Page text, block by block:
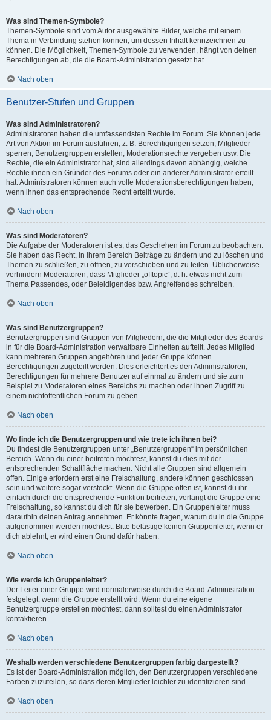
Was sind Themen-Symbole?
Themen-Symbole sind vom Autor ausgewählte Bilder, welche mit einem
Thema in Verbindung stehen können, um dessen Inhalt kennzeichnen zu
können. Die Möglichkeit, Themen-Symbole zu verwenden, hängt von deinen
Berechtigungen ab, die die Board-Administration gesetzt hat.
Nach oben
Benutzer-Stufen und Gruppen
Was sind Administratoren?
Administratoren haben die umfassendsten Rechte im Forum. Sie können jede
Art von Aktion im Forum ausführen; z. B. Berechtigungen setzen, Mitglieder
sperren, Benutzergruppen erstellen, Moderationsrechte vergeben usw. Die
Rechte, die ein Administrator hat, sind allerdings davon abhängig, welche
Rechte ihnen ein Gründer des Forums oder ein anderer Administrator erteilt
hat. Administratoren können auch volle Moderationsberechtigungen haben,
wenn ihnen das entsprechende Recht erteilt wurde.
Nach oben
Was sind Moderatoren?
Die Aufgabe der Moderatoren ist es, das Geschehen im Forum zu beobachten.
Sie haben das Recht, in ihrem Bereich Beiträge zu ändern und zu löschen und
Themen zu schließen, zu öffnen, zu verschieben und zu teilen. Üblicherweise
verhindern Moderatoren, dass Mitglieder „offtopic“, d. h. etwas nicht zum
Thema Passendes, oder Beleidigendes bzw. Angreifendes schreiben.
Nach oben
Was sind Benutzergruppen?
Benutzergruppen sind Gruppen von Mitgliedern, die die Mitglieder des Boards
in für die Board-Administration verwaltbare Einheiten aufteilt. Jedes Mitglied
kann mehreren Gruppen angehören und jeder Gruppe können
Berechtigungen zugeteilt werden. Dies erleichtert es den Administratoren,
Berechtigungen für mehrere Benutzer auf einmal zu ändern und sie zum
Beispiel zu Moderatoren eines Bereichs zu machen oder ihnen Zugriff zu
einem nichtöffentlichen Forum zu geben.
Nach oben
Wo finde ich die Benutzergruppen und wie trete ich ihnen bei?
Du findest die Benutzergruppen unter „Benutzergruppen“ im persönlichen
Bereich. Wenn du einer beitreten möchtest, kannst du dies mit der
entsprechenden Schaltfläche machen. Nicht alle Gruppen sind allgemein
offen. Einige erfordern erst eine Freischaltung, andere können geschlossen
sein und weitere sogar versteckt. Wenn die Gruppe offen ist, kannst du ihr
einfach durch die entsprechende Funktion beitreten; verlangt die Gruppe eine
Freischaltung, so kannst du dich für sie bewerben. Ein Gruppenleiter muss
daraufhin deinen Antrag annehmen. Er könnte fragen, warum du in die Gruppe
aufgenommen werden möchtest. Bitte belästige keinen Gruppenleiter, wenn er
dich ablehnt, er wird einen Grund dafür haben.
Nach oben
Wie werde ich Gruppenleiter?
Der Leiter einer Gruppe wird normalerweise durch die Board-Administration
festgelegt, wenn die Gruppe erstellt wird. Wenn du eine eigene
Benutzergruppe erstellen möchtest, dann solltest du einen Administrator
kontaktieren.
Nach oben
Weshalb werden verschiedene Benutzergruppen farbig dargestellt?
Es ist der Board-Administration möglich, den Benutzergruppen verschiedene
Farben zuzuteilen, so dass deren Mitglieder leichter zu identifizieren sind.
Nach oben